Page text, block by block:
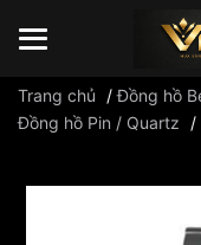
Trang chủ /Đồng hồ
Đồng hồ Pin / Quartz
/